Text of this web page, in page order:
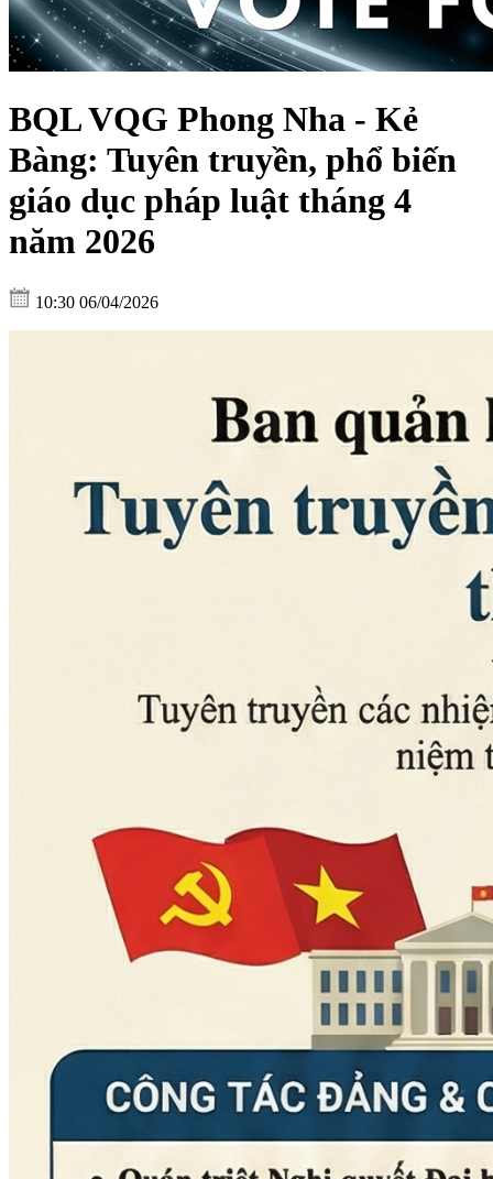
BQL VQG Phong Nha - Kẻ
Bàng: Tuyên truyền, phổ biến
giáo dục pháp luật tháng 4
năm 2026
10:30 06/04/2026